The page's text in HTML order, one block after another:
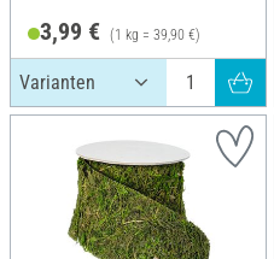
3,99 € (1 kg = 39,90 €)